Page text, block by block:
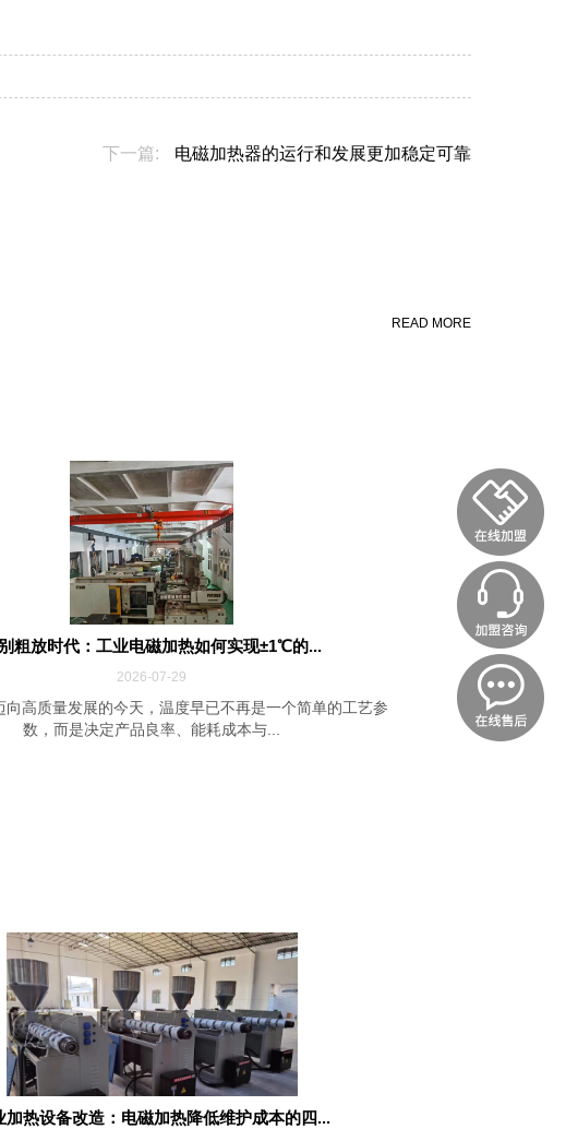
下一篇: 电磁加热器的运行和发展更加稳定可靠
READ MORE
粗放时代：工业电磁加热如何实现±1℃的...
2026-07-29
向高质量发展的今天，温度早已不再是一个简单的工艺参
数，而是决定产品良率、能耗成本与...
加热设备改造：电磁加热降低维护成本的四...